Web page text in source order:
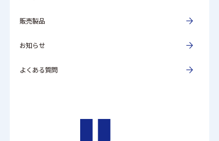
販売製品
お知らせ
よくある質問